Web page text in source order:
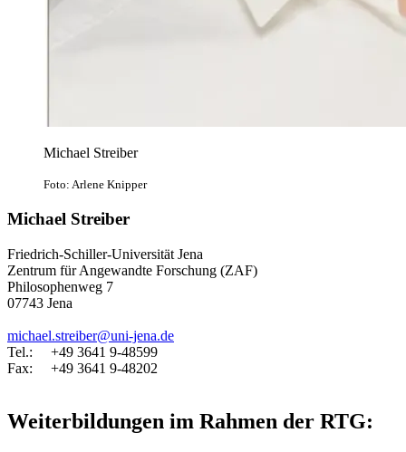
Michael Streiber
Foto: Arlene Knipper
Michael Streiber
Friedrich-Schiller-Universität Jena
Zentrum für Angewandte Forschung (ZAF)
Philosophenweg 7
07743 Jena
michael.streiber@uni-jena.de
Tel.: +49 3641 9-48599
Fax: +49 3641 9-48202
Weiterbildungen im Rahmen der RTG: